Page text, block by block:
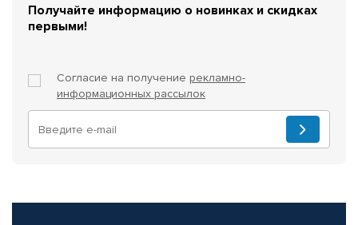
Получайте информацию о новинках и скидках
первыми!
Согласие на получение рекламно-
информационных рассылок